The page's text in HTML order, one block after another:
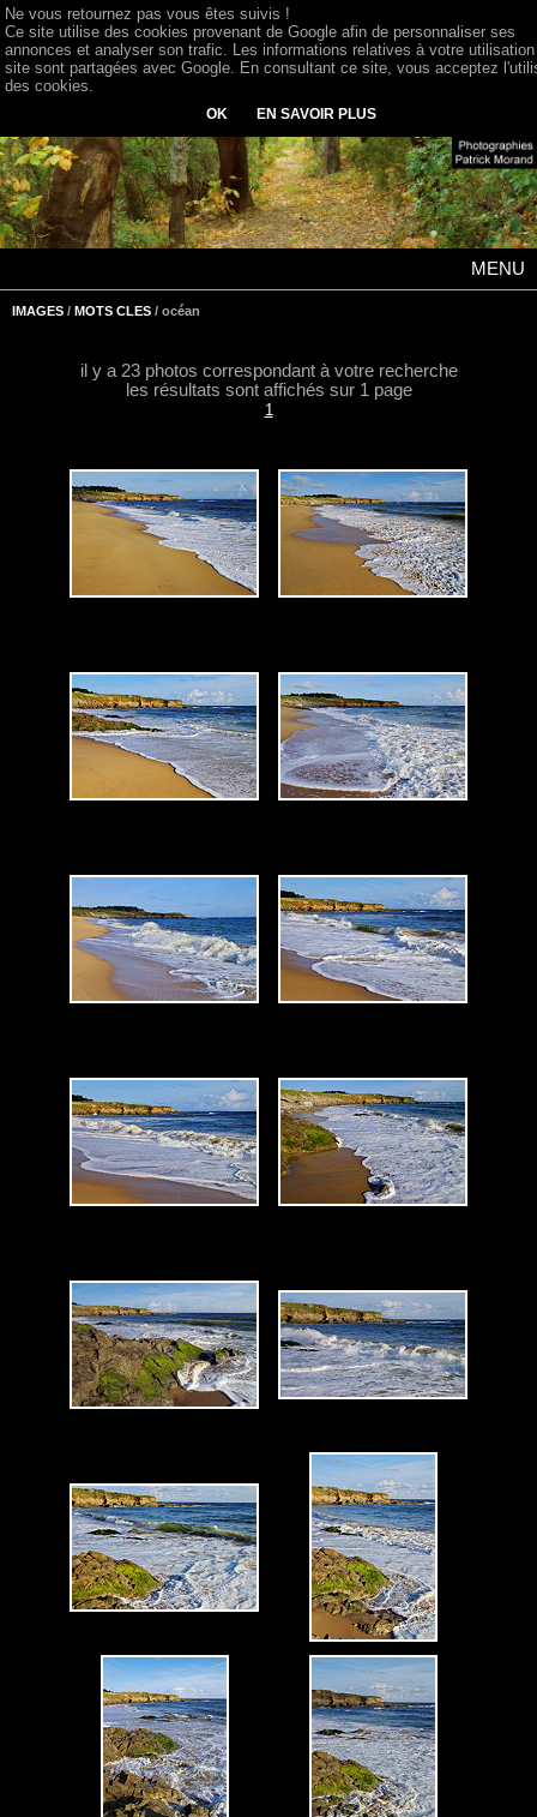
MENU
IMAGES / MOTS CLES / océan
il y a 23 photos correspondant à votre recherche
les résultats sont affichés sur 1 page
1
Ne vous retournez pas vous êtes suivis !
Ce site utilise des cookies provenant de Google afin de personnaliser ses
annonces et analyser son trafic. Les informations relatives à votre
site sont partagées avec Google. En consultant ce site, vous acceptez
des cookies.
OK EN SAVOIR PLUS